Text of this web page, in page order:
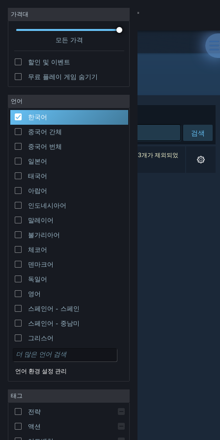
로그인
커뮤니티
정보
지원
언어 변경
Steam 모바일 앱 다운로드
PC 웹사이트 보기
© Valve Corporation. 모든 권리 보유. 모든 상표는 미국
및 기타 국가에서 각각 해당 소유자의 재산입니다.
환불| 쿠키
가격대
모든 가격
할인 및 이벤트
무료 플레이 게임 숨기기
언어
한국어
중국어 간체
중국어 번체
일본어
태국어
아랍어
인도네시아어
말레이어
불가리아어
체코어
덴마크어
독일어
영어
스페인어 - 스페인
스페인어 - 중남미
그리스어
언어 환경 설정 관리
태그
전략
액션
개발자: Joshua Hughes
정렬 기준 연관성
검색
검색 결과가 0개 있습니다. 환경 설정에 따라 게임 3개가 제외되었
습니다.